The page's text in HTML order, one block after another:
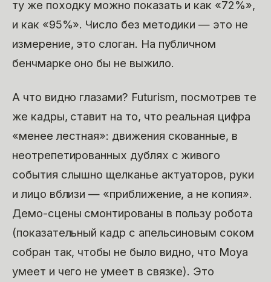
ту же походку можно показать и как «72%»,
и как «95%». Число без методики — это не
измерение, это слоган. На публичном
бенчмарке оно бы не выжило.
А что видно глазами? Futurism, посмотрев те
же кадры, ставит на то, что реальная цифра
«менее лестная»: движения скованные, в
неотрепетированных дублях с живого
события слышно щелканье актуаторов, руки
и лицо вблизи — «приближение, а не копия».
Демо-сцены смонтированы в пользу робота
(показательный кадр с апельсиновым соком
собран так, чтобы не было видно, что Moya
умеет и чего не умеет в связке). Это